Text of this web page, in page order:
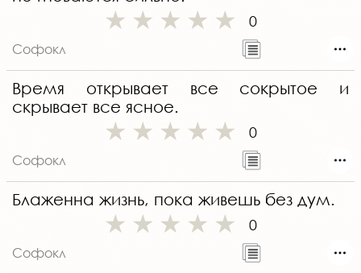
0
Софокл
Время открывает все сокрытое и
скрывает все ясное.
0
Софокл
Блаженна жизнь, пока живешь без дум.
0
Софокл